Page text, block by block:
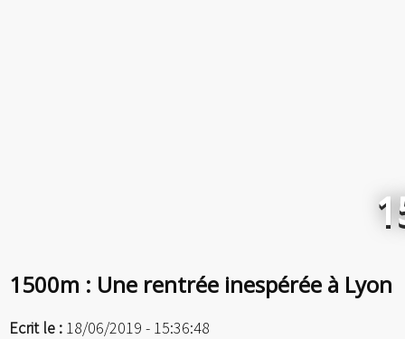
1500m : Une rentrée inespérée à Lyon
Ecrit le : 18/06/2019 - 15:36:48